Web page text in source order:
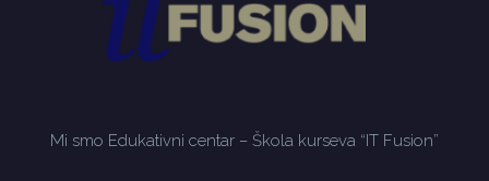
Mi smo Edukativni centar – Škola kurseva “IT Fusion”